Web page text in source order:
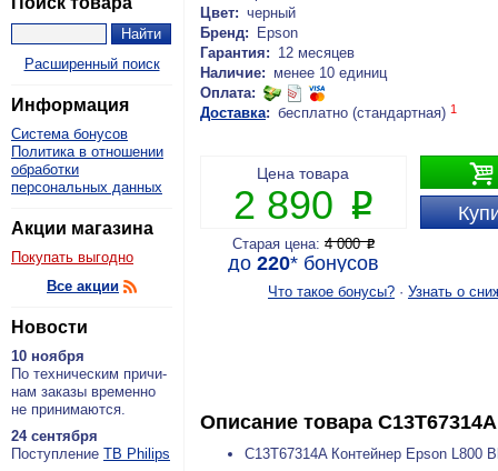
Расширенный поиск
Информация
Система бонусов
Политика в отношении
обработки
персональных данных
Акции магазина
Покупать выгодно
Все акции
Новости
10 ноября
По тех­ни­че­ским при­чи­
нам за­ка­зы вре­мен­но
не при­ни­ма­ют­ся.
24 сентября
По­ступ­ле­ние ТВ Philips
Цвет: черный
Бренд:
Epson
Гарантия: 12 месяцев
Наличие: менее 10 единиц
Оплата:
Доставка: бесплатно (стандартная) 1

Цена товара
2 890 P
Старая цена: 4 000P
до 220*бонусов
Что такое бонусы? · Узнать о
Описание товара
C13T67314A Контейнер Epson L800